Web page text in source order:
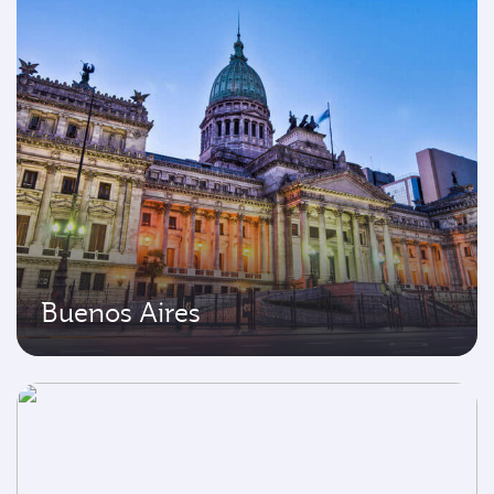
Buenos Aires